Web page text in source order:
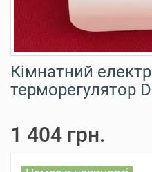
Кімнатний
терморегулятор
1 404 грн.